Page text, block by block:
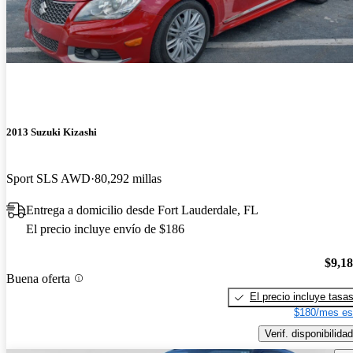
2013 Suzuki Kizashi
Sport SLS AWD 80,292 millas
Entrega a domicilio desde Fort Lauderdale, FL
El precio incluye envío de $186
Buena oferta
El precio incluye tasas
$180/mes
Verif. disponibilidad